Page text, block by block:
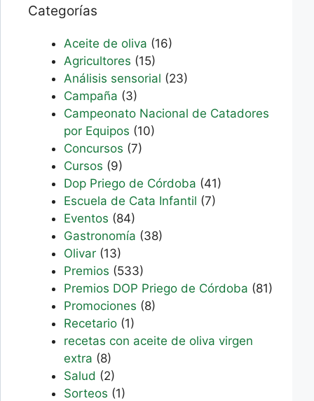
Categorías
Aceite de oliva (16)
Agricultores (15)
Análisis sensorial (23)
Campaña (3)
Campeonato Nacional de Catadores
por Equipos (10)
Concursos (7)
Cursos (9)
Dop Priego de Córdoba (41)
Escuela de Cata Infantil (7)
Eventos (84)
Gastronomía (38)
Olivar (13)
Premios (533)
Premios DOP Priego de Córdoba (81)
Promociones (8)
Recetario (1)
recetas con aceite de oliva virgen
extra (8)
Salud (2)
Sorteos (1)